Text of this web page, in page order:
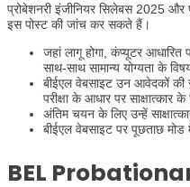
प्रोबेशनरी इंजीनियर सिलेबस 2025 और
इस पोस्ट की जांच कर सकते हैं।
जहां लागू होगा, कंप्यूटर आधारित
साथ-साथ सामान्य योग्यता के
बीईएल वेबसाइट उन आवेदकों की
परीक्षा के आधार पर साक्षात्कार
अंतिम चयन के लिए उन्हें
बीईएल वेबसाइट पर पूछताछ
BEL